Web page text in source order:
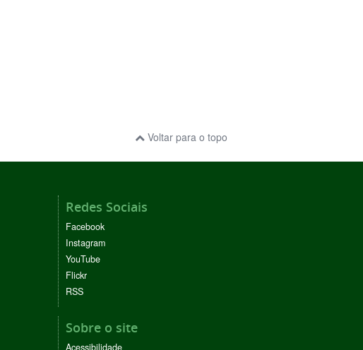
Voltar para o topo
Redes Sociais
Facebook
Instagram
YouTube
Flickr
RSS
Sobre o site